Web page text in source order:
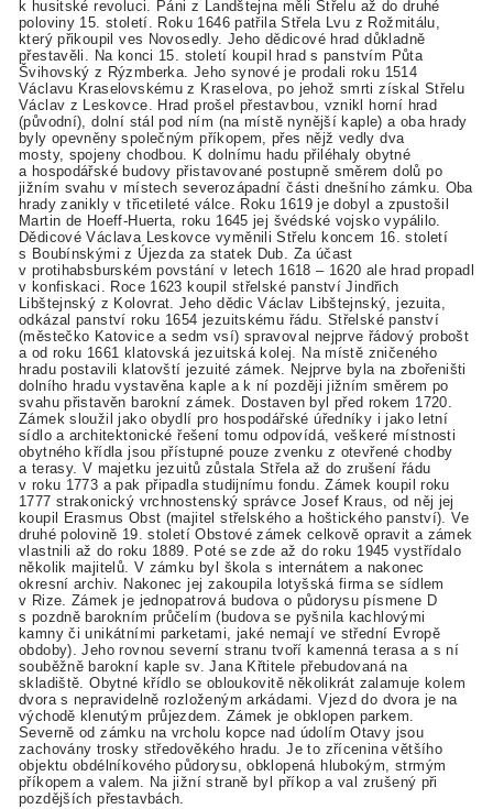
k husitské revoluci. Páni z Landštejna měli Střelu až do druhé
poloviny 15. století. Roku 1646 patřila Střela Lvu z Rožmitálu,
který přikoupil ves Novosedly. Jeho dědicové hrad důkladně
přestavěli. Na konci 15. století koupil hrad s panstvím Půta
Švihovský z Rýzmberka. Jeho synové je prodali roku 1514
Václavu Kraselovskému z Kraselova, po jehož smrti získal Střelu
Václav z Leskovce. Hrad prošel přestavbou, vznikl horní hrad
(původní), dolní stál pod ním (na místě nynější kaple) a oba hrady
byly opevněny společným příkopem, přes nějž vedly dva
mosty, spojeny chodbou. K dolnímu hadu přiléhaly obytné
a hospodářské budovy přistavované postupně směrem dolů po
jižním svahu v místech severozápadní části dnešního zámku. Oba
hrady zanikly v třicetileté válce. Roku 1619 je dobyl a zpustošil
Martin de Hoeff-Huerta, roku 1645 jej švédské vojsko vypálilo.
Dědicové Václava Leskovce vyměnili Střelu koncem 16. století
s Boubínskými z Újezda za statek Dub. Za účast
v protihabsburském povstání v letech 1618 – 1620 ale hrad propadl
v konfiskaci. Roce 1623 koupil střelské panství Jindřich
Libštejnský z Kolovrat. Jeho dědic Václav Libštejnský, jezuita,
odkázal panství roku 1654 jezuitskému řádu. Střelské panství
(městečko Katovice a sedm vsí) spravoval nejprve řádový probošt
a od roku 1661 klatovská jezuitská kolej. Na místě zničeného
hradu postavili klatovští jezuité zámek. Nejprve byla na zbořeništi
dolního hradu vystavěna kaple a k ní později jižním směrem po
svahu přistavěn barokní zámek. Dostaven byl před rokem 1720.
Zámek sloužil jako obydlí pro hospodářské úředníky i jako letní
sídlo a architektonické řešení tomu odpovídá, veškeré místnosti
obytného křídla jsou přístupné pouze zvenku z otevřené chodby
a terasy. V majetku jezuitů zůstala Střela až do zrušení řádu
v roku 1773 a pak připadla studijnímu fondu. Zámek koupil roku
1777 strakonický vrchnostenský správce Josef Kraus, od něj jej
koupil Erasmus Obst (majitel střelského a hoštického panství). Ve
druhé polovině 19. století Obstové zámek celkově opravit a zámek
vlastnili až do roku 1889. Poté se zde až do roku 1945 vystřídalo
několik majitelů. V zámku byl škola s internátem a nakonec
okresní archiv. Nakonec jej zakoupila lotyšská firma se sídlem
v Rize. Zámek je jednopatrová budova o půdorysu písmene D
s pozdně barokním průčelím (budova se pyšnila kachlovými
kamny či unikátními parketami, jaké nemají ve střední Evropě
obdoby). Jeho rovnou severní stranu tvoří kamenná terasa a s ní
souběžně barokní kaple sv. Jana Křtitele přebudovaná na
skladiště. Obytné křídlo se obloukovitě několikrát zalamuje kolem
dvora s nepravidelně rozloženým arkádami. Vjezd do dvora je na
východě klenutým průjezdem. Zámek je obklopen parkem.
Severně od zámku na vrcholu kopce nad údolím Otavy jsou
zachovány trosky středověkého hradu. Je to zřícenina většího
objektu obdélníkového půdorysu, obklopená hlubokým, strmým
příkopem a valem. Na jižní straně byl příkop a val zrušený při
pozdějších přestavbách.